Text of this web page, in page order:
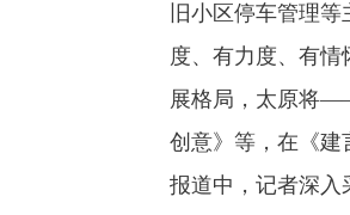
旧小区停车管理
度、有力度、有
展格局，太原将
创意》等，在《建
报道中，记者深入